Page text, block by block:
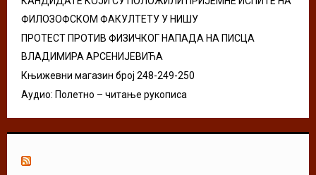
ФИЛОЗОФСКОМ ФАКУЛТЕТУ У НИШУ
ПРОТЕСТ ПРОТИВ ФИЗИЧКОГ НАПАДА НА ПИСЦА
ВЛАДИМИРА АРСЕНИЈЕВИЋА
Књижевни магазин број 248-249-250
Аудио: Полетно – читање рукописа